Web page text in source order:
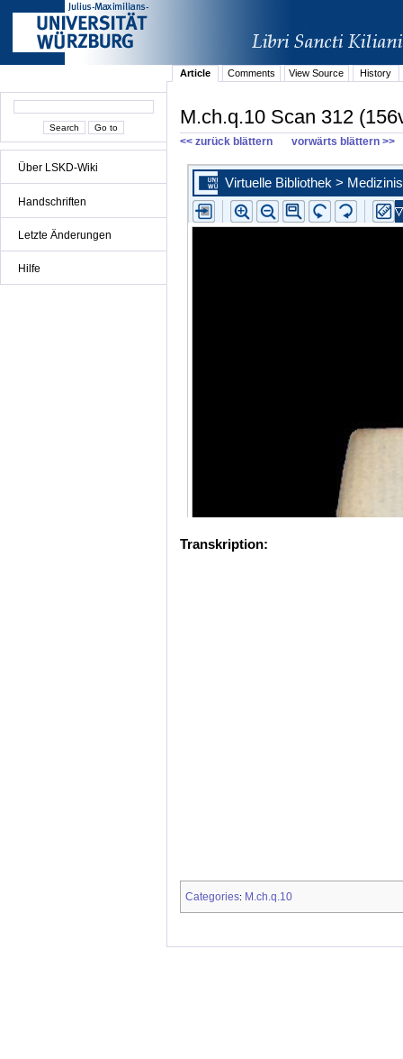
Über LSKD-Wiki
Handschriften
Letzte Änderungen
Hilfe
Article Comments View Source History
M.ch.q.10 Scan 312
<< zurück blättern vorwärts blättern >>
Transkription:
Categories: M.ch.q.10